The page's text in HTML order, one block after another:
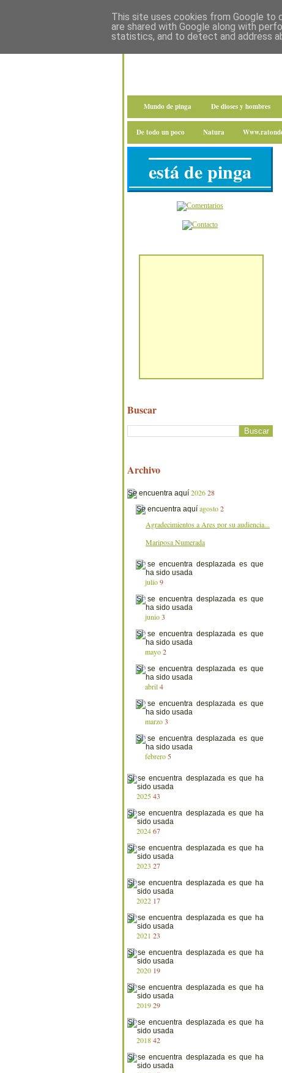
Mundo de pinga De dioses y hombres
De todo un poco Natura
está de pinga
Buscar
Archivo
202628
agosto 2
Agradecimientos a Ares por su audiencia...
Mariposa Numerada
julio 9
junio 3
mayo 2
abril 4
marzo 3
febrero 5
202543
202467
2023 27
2022 17
2021 23
2020 19
201929
201842
This site uses cookies from Google to
are shared with Google along with
statistics, and to detect and address